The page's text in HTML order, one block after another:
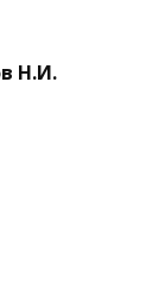
Н.И.